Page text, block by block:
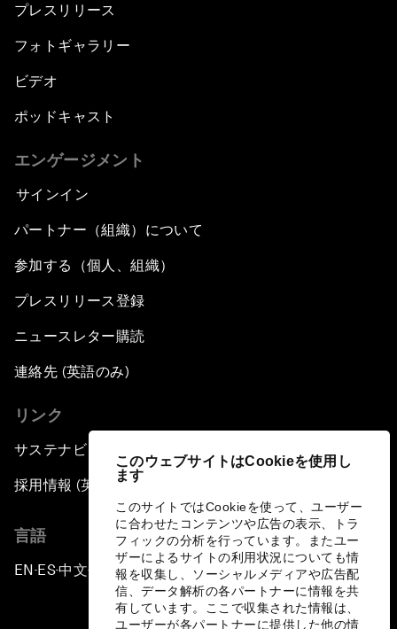
このウェブサイトはCookieを使用し
ます
このサイトではCookieを使って、ユーザー
に合わせたコンテンツや広告の表示、トラ
フィックの分析を行っています。またユー
ザーによるサイトの利用状況についても情
報を収集し、ソーシャルメディアや広告配
信、データ解析の各パートナーに情報を共
有しています。ここで収集された情報は、
ユーザーが各パートナーに提供した他の情
プレスリリース
フォトギャラリー
ビデオ
ポッドキャスト
エンゲージメント
サインイン
パートナー（組織）について
参加する（個人、組織）
プレスリリース登録
ニュースレター購読
連絡先 (英語のみ)
リンク
サステナビリティへの取り組み
採用情報 (英語のみ)
言語
EN ▪ES▪中文▪ 日本語